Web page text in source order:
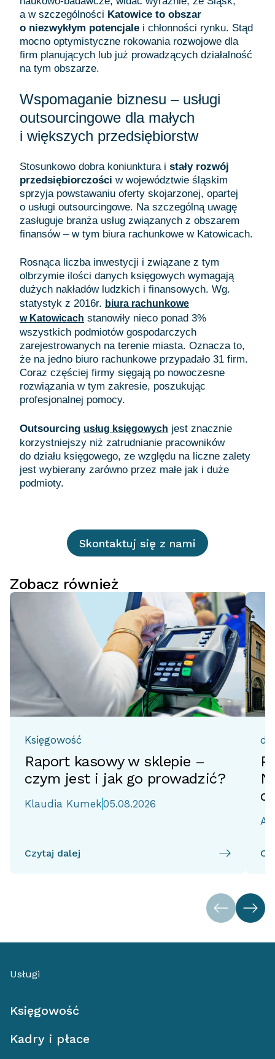
a w szczególności Katowice to obszar
o niezwykłym potencjale i chłonności rynku. Stąd
mocno optymistyczne rokowania rozwojowe dla
firm planujących lub już prowadzących działalność
na tym obszarze.
Wspomaganie biznesu – usługi
outsourcingowe dla małych
i większych przedsiębiorstw
Stosunkowo dobra koniunktura i stały rozwój
przedsiębiorczości w województwie śląskim
sprzyja powstawaniu oferty skojarzonej, opartej
o usługi outsourcingowe. Na szczególną uwagę
zasługuje branża usług związanych z obszarem
finansów – w tym biura rachunkowe w Katowicach.
Rosnąca liczba inwestycji i związane z tym
olbrzymie ilości danych księgowych wymagają
dużych nakładów ludzkich i finansowych. Wg.
statystyk z 2016r. biura rachunkowe
w Katowicach stanowiły nieco ponad 3%
wszystkich podmiotów gospodarczych
zarejestrowanych na terenie miasta. Oznacza to,
że na jedno biuro rachunkowe przypadało 31 firm.
Coraz częściej firmy sięgają po nowoczesne
rozwiązania w tym zakresie, poszukując
profesjonalnej pomocy.
Outsourcing usług księgowych jest znacznie
korzystniejszy niż zatrudnianie pracowników
do działu księgowego, ze względu na liczne zalety
jest wybierany zarówno przez małe jak i duże
Skontaktuj się z nami
Zobacz również
Księgowość
Raport kasowy w sklepie –
czym jest i jak go prowadzić?
Klaudia Kumek05.08.2026
Czytaj dalej
Usługi
Księgowość
Kadry i płace